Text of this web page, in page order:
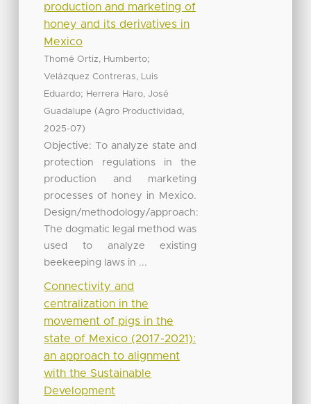
production and marketing of
honey and its derivatives in
Mexico
Thomé Ortiz, Humberto;
Velázquez Contreras, Luis
Eduardo; Herrera Haro, José
Guadalupe (Agro Productividad,
2025-07)
Objective: To analyze state and
protection regulations in the
production and marketing
processes of honey in Mexico.
Design/methodology/approach:
The dogmatic legal method was
used to analyze existing
beekeeping laws in ...
Connectivity and
centralization in the
movement of pigs in the
state of Mexico (2017-2021):
an approach to alignment
with the Sustainable
Development